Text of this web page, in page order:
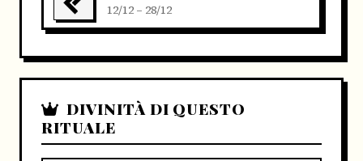
12/12 – 28/12
DIVINITÀ DI QUESTO
RITUALE